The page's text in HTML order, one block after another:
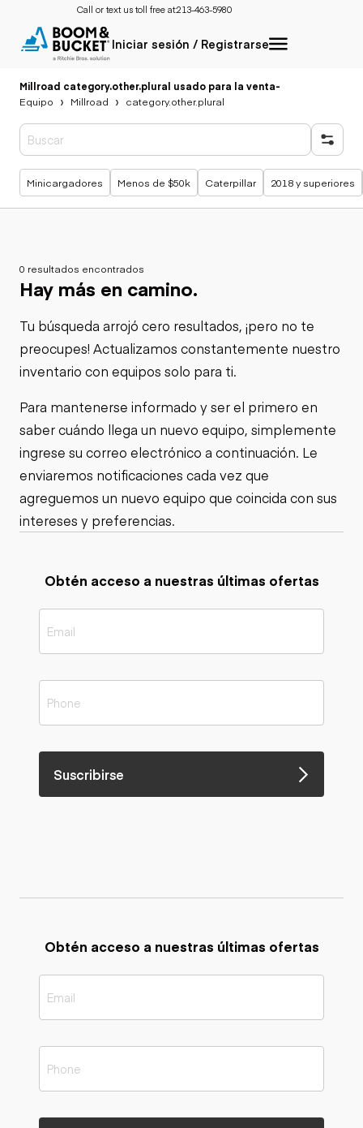
Call or text us toll free at:213-463-5980
Iniciar sesión / Registrarse
Millroad category.other.plural usado para la venta-
Equipo
Millroad category.other.plural
Búsquedas populares
Minicargadores Menos de $50k Caterpillar 2018 y superiores
0 resultados encontrados
Hay más en camino.
Tu búsqueda arrojó cero resultados, ¡pero no te
preocupes! Actualizamos constantemente nuestro
inventario con equipos solo para ti.
Para mantenerse informado y ser el primero en
saber cuándo llega un nuevo equipo, simplemente
ingrese su correo electrónico a continuación. Le
enviaremos notificaciones cada vez que
agreguemos un nuevo equipo que coincida con sus
intereses y preferencias.
Obtén acceso a nuestras últimas ofertas
Suscribirse
Obtén acceso a nuestras últimas ofertas